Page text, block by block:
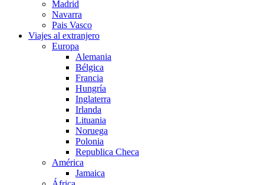
Madrid
Navarra
Pais Vasco
Viajes al extranjero
Europa
Alemania
Bélgica
Francia
Hungría
Inglaterra
Irlanda
Lituania
Noruega
Polonia
Republica Checa
América
Jamaica